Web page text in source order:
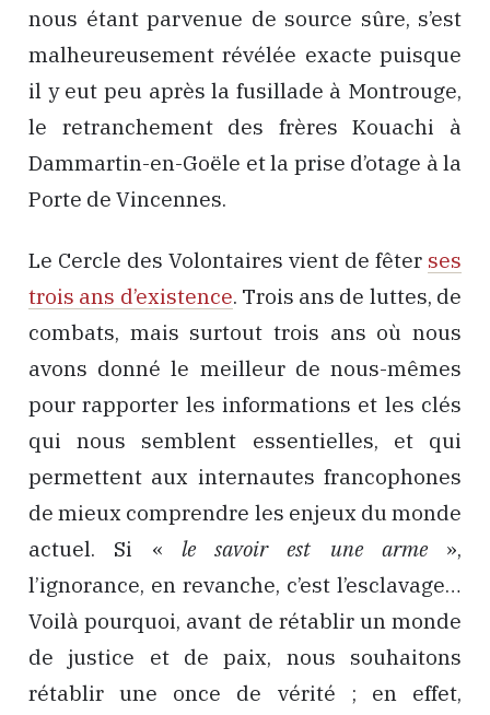
nous étant parvenue de source sûre, s’est
malheureusement révélée exacte puisque
il y eut peu après la fusillade à Montrouge,
le retranchement des frères Kouachi à
Dammartin-en-Goële et la prise d’otage à la
Porte de Vincennes.
Le Cercle des Volontaires vient de fêter ses
trois ans d’existence. Trois ans de luttes, de
combats, mais surtout trois ans où nous
avons donné le meilleur de nous-mêmes
pour rapporter les informations et les clés
qui nous semblent essentielles, et qui
permettent aux internautes francophones
de mieux comprendre les enjeux du monde
actuel. Si « le savoir est une arme»,
l’ignorance, en revanche, c’est l’esclavage…
Voilà pourquoi, avant de rétablir un monde
de justice et de paix, nous souhaitons
rétablir une once de vérité ; en effet,